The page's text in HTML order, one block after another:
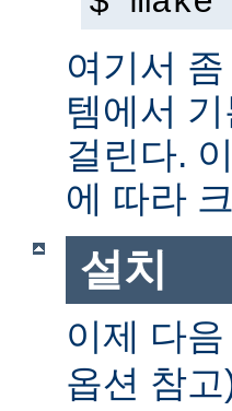
여기서
템에서
걸린다.
에 따라
설치
이제 다
옵션 참